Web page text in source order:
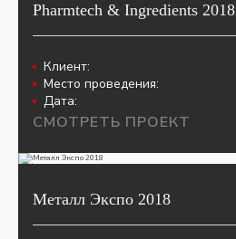
Pharmtech & Ingredients 2018
Клиент:
Место проведения:
Дата:
СМОТРЕТЬ ПРОЕКТ
Металл Экспо 2018